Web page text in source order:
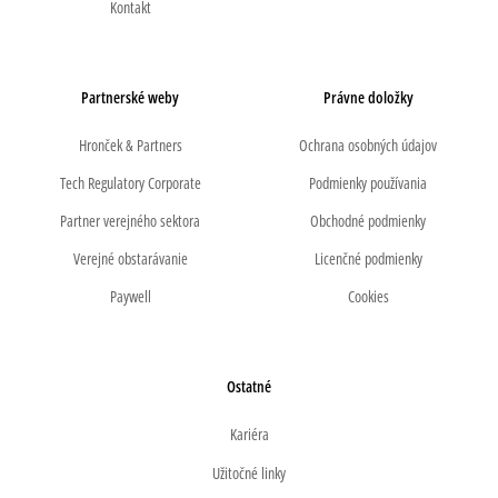
Kontakt
Partnerské weby
Hronček & Partners
Tech Regulatory Corporate
Partner verejného sektora
Verejné obstarávanie
Paywell
Právne doložky
Ochrana osobných údajov
Podmienky používania
Obchodné podmienky
Licenčné podmienky
Cookies
Ostatné
Kariéra
Užitočné linky